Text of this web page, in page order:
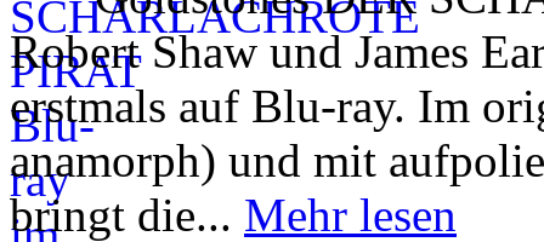
Robert Shaw und James
erstmals auf Blu-ray. Im
anamorph) und mit
bringt die... Mehr lesen